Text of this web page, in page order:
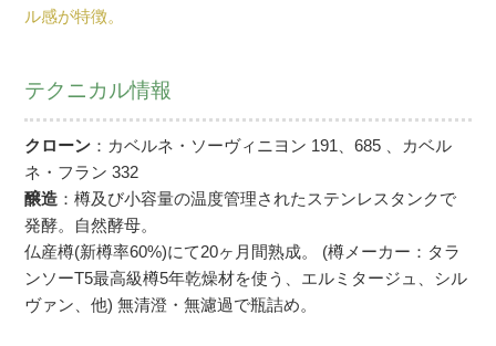
ル感が特徴。
テクニカル情報
クローン ：カベルネ・ソーヴィニヨン 191、685 、カベル
ネ・フラン 332
醸造 ：樽及び小容量の温度管理されたステンレスタンクで
発酵。自然酵母。
仏産樽(新樽率60%)にて20ヶ月間熟成。 (樽メーカー：タラ
ンソーT5最高級樽5年乾燥材を使う、エルミタージュ、シル
ヴァン、他) 無清澄・無濾過で瓶詰め。